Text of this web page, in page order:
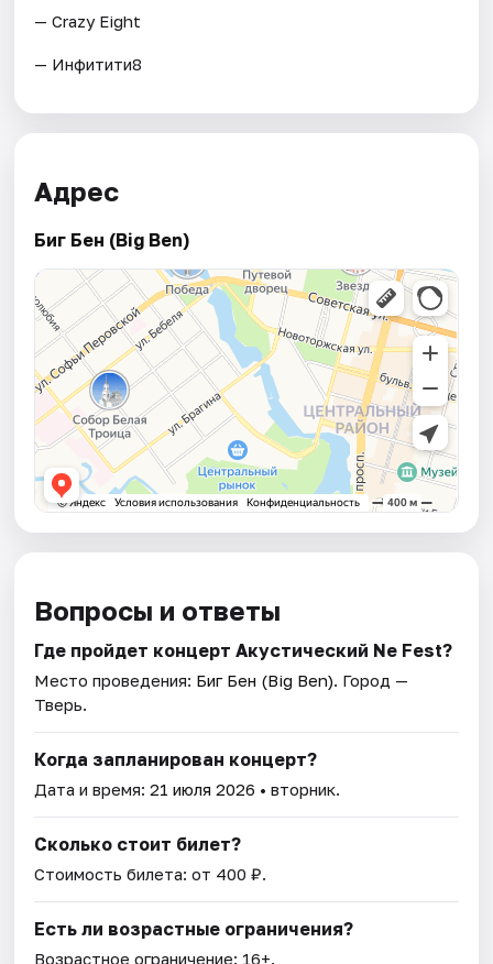
— Crazy Eight
— Инфитити8
Адрес
Биг Бен (Big Ben)
Вопросы и ответы
Где пройдет концерт Акустический Ne Fest?
Место проведения: Биг Бен (Big Ben). Город —
Тверь.
Когда запланирован концерт?
Дата и время:21 июля 2026 • вторник.
Сколько стоит билет?
Стоимость билета: от 400 ₽.
Есть ли возрастные ограничения?
Возрастное ограничение: 16+.